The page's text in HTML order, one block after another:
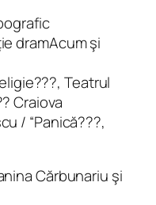
dramAcum şi
Teatrul
Craiova
/ “Panică???,
Cărbunariu şi